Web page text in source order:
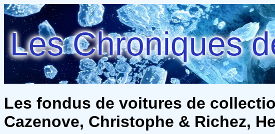
Les Chroniques
Les fondus de voitures de
Cazenove, Christophe & Richez,